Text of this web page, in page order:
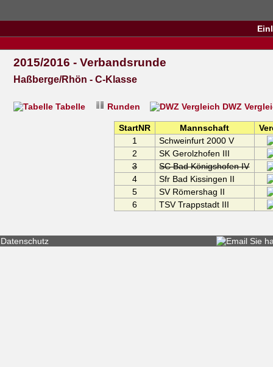
2015/2016 - Verbandsrunde
Haßberge/Rhön - C-Klasse
Tabelle Runden DWZ
StartNR Mannschaft
1
Schweinfurt 2000 V
2
SK Gerolzhofen III
3
SC Bad Königshofen IV
4
Sfr Bad Kissingen II
5
SV Römershag II
6
TSV Trappstadt III
Datenschutz Sie